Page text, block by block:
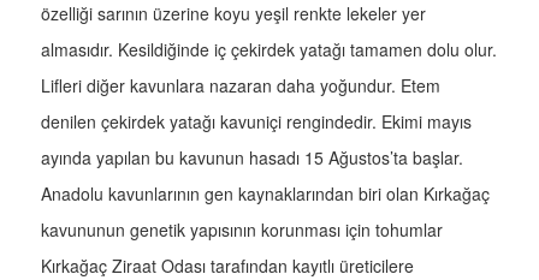
özelliği sarının üzerine koyu yeşil renkte lekeler yer
almasıdır. Kesildiğinde iç çekirdek yatağı tamamen dolu olur.
Lifleri diğer kavunlara nazaran daha yoğundur. Etem
denilen çekirdek yatağı kavuniçi rengindedir. Ekimi mayıs
ayında yapılan bu kavunun hasadı 15 Ağustos’ta başlar.
Anadolu kavunlarının gen kaynaklarından biri olan Kırkağaç
kavununun genetik yapısının korunması için tohumlar
Kırkağaç Ziraat Odası tarafından kayıtlı üreticilere